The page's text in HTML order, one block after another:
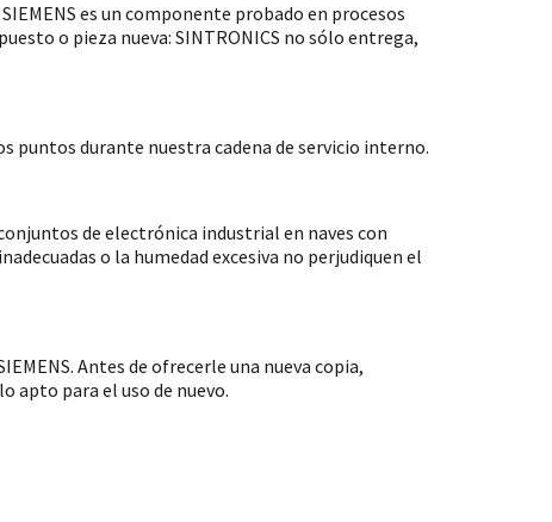
es un componente probado en procesos
o pieza nueva: SINTRONICS no sólo entrega,
puntos durante nuestra cadena de servicio interno.
de electrónica industrial en naves con
o la humedad excesiva no perjudiquen el
Antes de ofrecerle una nueva copia,
apto para el uso de nuevo.